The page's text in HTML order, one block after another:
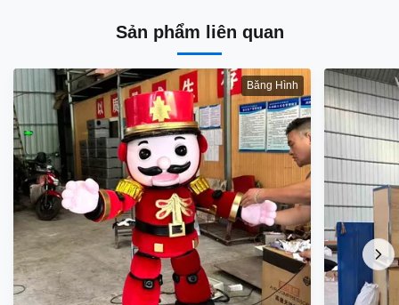
Sản phẩm liên quan
Băng Hình